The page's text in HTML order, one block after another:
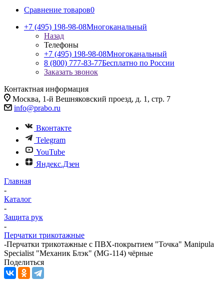
Сравнение товаров0
+7 (495) 198-98-08Многоканальный
Назад
Телефоны
+7 (495) 198-98-08Многоканальный
8 (800) 777-83-77Бесплатно по России
Заказать звонок
Контактная информация
Москва, 1-й Вешняковский проезд, д. 1, стр. 7
info@prabo.ru
Вконтакте
Telegram
YouTube
Яндекс.Дзен
Главная
-
Каталог
-
Защита рук
-
Перчатки трикотажные
-Перчатки трикотажные с ПВХ-покрытием "Точка" Manipula
Specialist "Механик Блэк" (MG-114) чёрные
Поделиться